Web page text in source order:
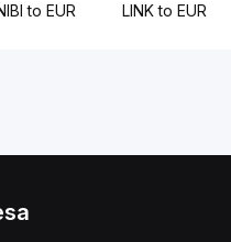
to EUR LINK to EUR